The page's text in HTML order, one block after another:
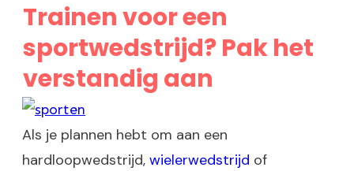
Trainen voor een
sportwedstrijd? Pak het
verstandig aan
Als je plannen hebt om aan een
hardloopwedstrijd, wielerwedstrijd of